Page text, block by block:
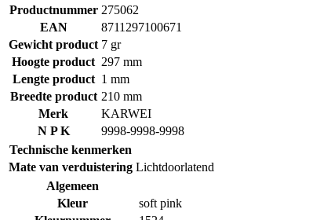
Productnummer 275062
EAN
8711297100671
Gewicht product 7 gr
Hoogte product 297 mm
Lengte product 1 mm
Breedte product 210 mm
Merk
KARWEI
N P K
9998-9998-9998
Technische kenmerken
Mate van verduistering Lichtdoorlatend
Algemeen
Kleur
soft pink